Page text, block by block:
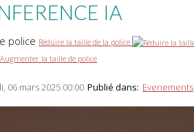
IA
police Réduire la taille de la police
06 mars 2025 00:00 Publié dans: Evenements